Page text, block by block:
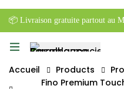
📦 Livraison gratuite partout au
Accueil Products
Fino Premium